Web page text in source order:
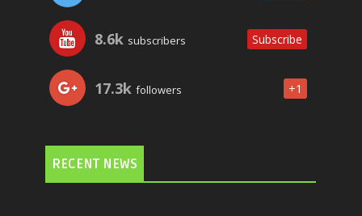
8.6k subscribers Subscribe
17.3k followers +1
RECENT NEWS